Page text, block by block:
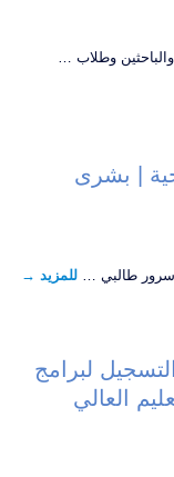
وطلاب …
| بشرى
سرور طالبي … للمزيد →
لبرامج
العالي